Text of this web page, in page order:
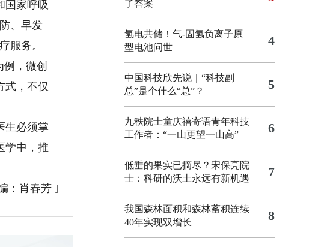
家呼吸
、早发
服务。
，微创
式，不仅
生必须掌
学中，推
：肖春芳]
了答案
氢电共储！气-固氢负离子原
型电池问世
4
中国科技欣先说｜“科技副
总”是个什么“总”？
5
九秩院士童庆禧寄语青年科技
工作者：“一山更望一山高”
6
低垂的果实已摘尽？宋保亮院
士：科研的沃土永远有新机遇
7
我国森林面积和森林蓄积连续
40年实现双增长
8